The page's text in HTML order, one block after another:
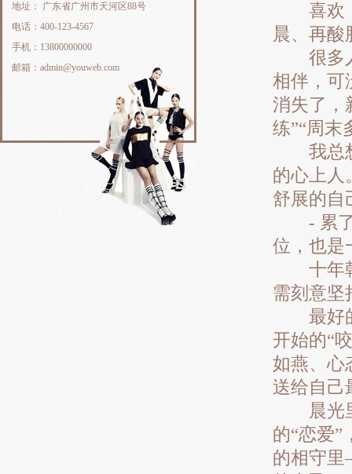
地址： 广东省广州市天河区88号
电话：400-123-4567
手机：13800000000
邮箱：admin@youweb.com
喜欢，
晨、再酸
很多人
相伴，可
消失了，
练”“周末
我总想
的心上人
舒展的自
- 累了
位，也是
十年朝
需刻意坚
最好的
开始的“
如燕、心
送给自己
晨光里
的“恋爱”
的相守